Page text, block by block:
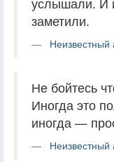
заметили.
Неизвестный
Не бойтесь
Иногда это
иногда —
Неизвестный